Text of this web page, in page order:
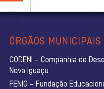
ÓRGÃOS MUNICIPAIS
CODENI – Companhia de
Nova Iguaçu
FENIG – Fundação